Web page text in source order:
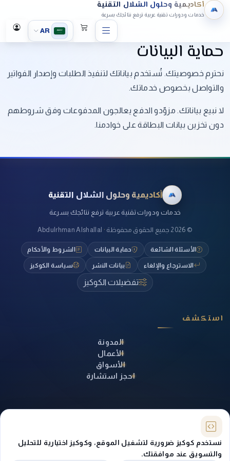
أكاديمية وحلول الشلال التقنية
خدمات ودورات تقنية عربية ترفع نتائجك بسرعة
AR
حماية البيانات
نحترم خصوصيتك. تُستخدم بياناتك لتنفيذ الطلبات وإصدار الفواتير
والتواصل بخصوص خدماتك.
لا نبيع بياناتك. مزوّدو الدفع يعالجون المدفوعات وفق شروطهم
دون تخزين بيانات البطاقة على خوادمنا.
نستخدم كوكيز ضرورية لتشغيل الموقع، وكوكيز اختيارية للتحليل
والتسويق عند موافقتك.
أكاديمية وحلول الشلال التقنية
خدمات ودورات تقنية عربية ترفع نتائجك بسرعة
©
2026 جميع الحقوق محفوظة ·
Abdulrhman Alshallal
الأسئلة الشائعة حماية البيانات الشروط والأحكام
الاسترجاع والإلغاء بيانات النشر سياسة الكوكيز
تفضيلات الكوكيز
استكشف
المدونة
الأعمال
الأسواق
احجز استشارة
تواصل معنا